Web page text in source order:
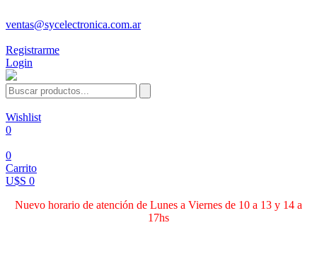
ventas@sycelectronica.com.ar
Registrarme
Login
Wishlist
0
0
Carrito
U$S 0
Nuevo horario de atención de Lunes a Viernes de 10 a 13 y 14 a
17hs